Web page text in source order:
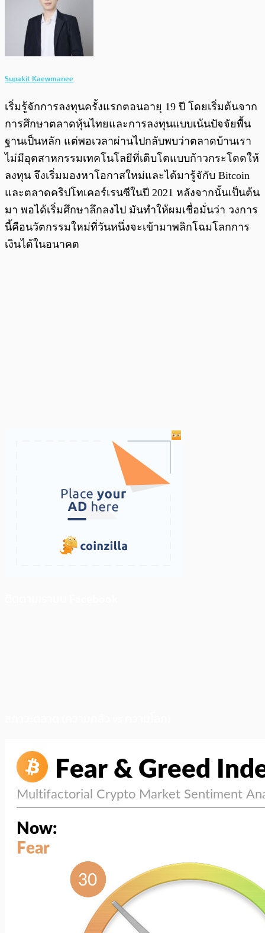
Supakit Kaewmanee
เริ่มรู้จักการลงทุนครั้งแรกตอนอายุ 19 ปี โดยเริ่มต้นจาก
การศึกษาตลาดหุ้นไทยและการลงทุนแบบเน้นปัจจัยพื้น
ฐานเป็นหลัก แต่พอเวลาผ่านไปกลับพบว่าตลาดบ้านเรา
ไม่มีอุตสาหกรรมเทคโนโลยีที่เติบโตแบบก้าวกระโดดให้
ลงทุน จึงเริ่มมองหาโอกาสใหม่และได้มารู้จักับ Bitcoin
และตลาดคริปโทเคอร์เรนซีในปี 2021 หลังจากนั้นเป็นต้น
มา พอได้เริ่มศึกษาลึกลงไป มันทำให้ผมเชื่อมั่นว่า วงการ
นี้คือนวัตกรรมใหม่ที่วันหนึ่งจะเข้ามาพลิกโฉมโลกการ
เงินได้ในอนาคต